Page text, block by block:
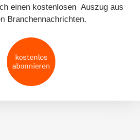
einen kostenlosen Auszug aus
Branchennachrichten.
kostenlos
abonnieren